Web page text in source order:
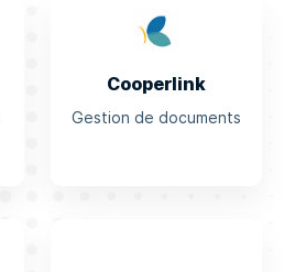
Cooperlink
Gestion de documents